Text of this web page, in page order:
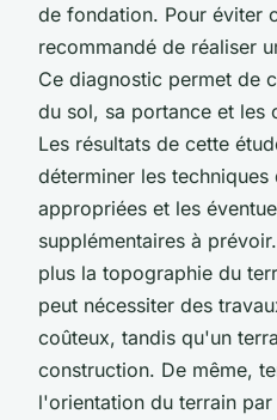
de fondation. Pour éviter
recommandé de réaliser
Ce diagnostic permet de
du sol, sa portance et les
Les résultats de cette
déterminer les
appropriées et les
supplémentaires à
plus la topographie du
peut nécessiter des
coûteux, tandis qu'un
construction. De même,
l'orientation du terrain